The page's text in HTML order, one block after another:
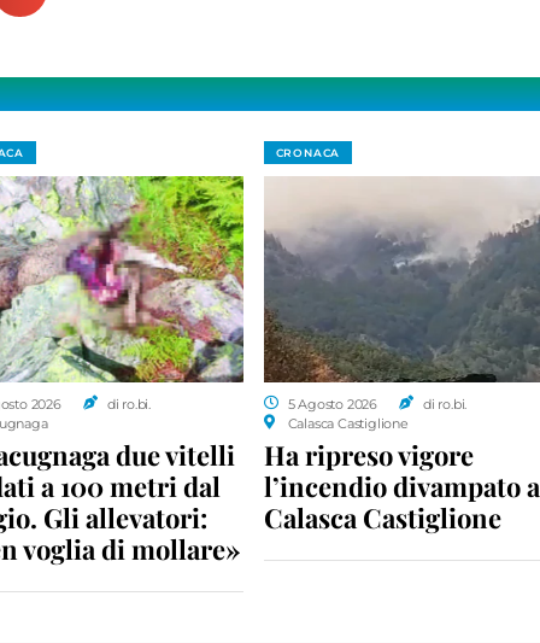
2026
di ro.bi.
due vitelli
a 100 metri dal
Gli allevatori:
voglia di mollare»
CRONACA
5 Agosto 2026
di ro.bi.
Calasca Castiglione
Ha ripreso vigore
l’incendio divampato a
Calasca Castiglione